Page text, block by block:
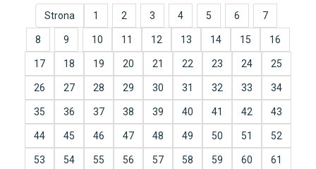
Strona 1 2 3 4 5 6 7
8 9 10 11 12 13 14 15 16
17 18 19 20 21 22 23 24 25
26 27 28 29 30 31 32 33 34
35 36 37 38 39 40 41 42 43
44 45 46 47 48 49 50 51 52
53 54 55 56 57 58 59 60 61